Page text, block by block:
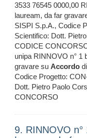
3533 76545 0000,00
lauream, da far
SISPI S.p.A., Codice
Scientifico: Dott.
CODICE
unipa RINNOVO n° 1
gravare su Accordo di
Codice Progetto:
Dott. Pietro Paolo
CONCORSO
9. RINNOVO